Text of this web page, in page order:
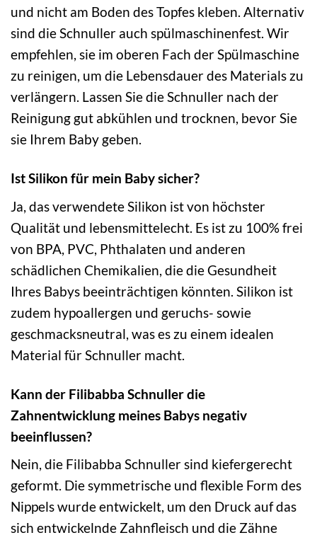
und nicht am Boden des Topfes kleben. Alternativ
sind die Schnuller auch spülmaschinenfest. Wir
empfehlen, sie im oberen Fach der Spülmaschine
zu reinigen, um die Lebensdauer des Materials zu
verlängern. Lassen Sie die Schnuller nach der
Reinigung gut abkühlen und trocknen, bevor Sie
sie Ihrem Baby geben.
Ist Silikon für mein Baby sicher?
Ja, das verwendete Silikon ist von höchster
Qualität und lebensmittelecht. Es ist zu 100% frei
von BPA, PVC, Phthalaten und anderen
schädlichen Chemikalien, die die Gesundheit
Ihres Babys beeinträchtigen könnten. Silikon ist
zudem hypoallergen und geruchs- sowie
geschmacksneutral, was es zu einem idealen
Material für Schnuller macht.
Kann der Filibabba Schnuller die
Zahnentwicklung meines Babys negativ
beeinflussen?
Nein, die Filibabba Schnuller sind kiefergerecht
geformt. Die symmetrische und flexible Form des
Nippels wurde entwickelt, um den Druck auf das
sich entwickelnde Zahnfleisch und die Zähne